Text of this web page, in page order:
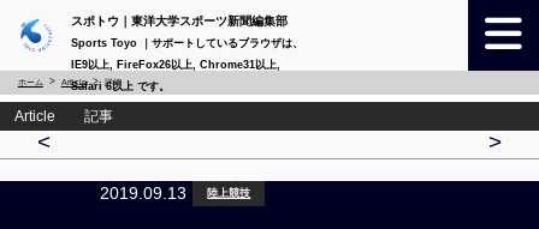
スポトウ｜東洋大学スポーツ新聞編集部
Sports Toyo ｜サポートしているブラウザは、
IE9以上, FireFox26以上, Chrome31以上,
Safari 6以上 です。
ホーム Article 詳細
Article 記事
< >
2019.09.13 陸上競技